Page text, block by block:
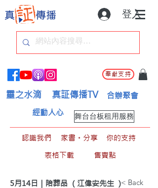
登入
奉獻支持
靈之水滴 真証傳播TV 合辦聚會
舞台台板租用服務
經動人心
認識我們 家書。分享
你的支持
表格下載
售賣點
5月14日｜陪葬品 （江偉安先生 ）< Back